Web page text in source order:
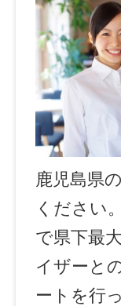
鹿児島県
ください
で県下最
イザーと
ートを行